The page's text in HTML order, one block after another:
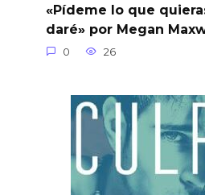
«Pídeme lo que
daré» por Megan
0 26